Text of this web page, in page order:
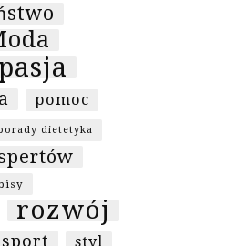
pomoc
dietetyka
rozwój
sport styl